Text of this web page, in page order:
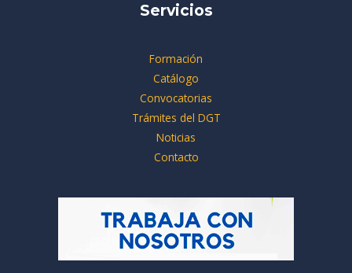
Servicios
Formación
Catálogo
Convocatorias
Trámites del DGT
Noticias
Contacto